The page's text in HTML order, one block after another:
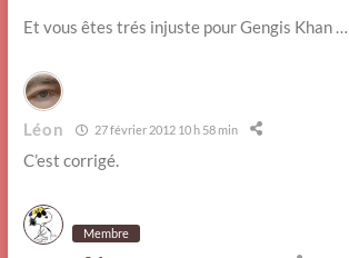
Et vous êtes trés injuste pour Gengis Khan …
Léon 27 février 2012 10 h 58 min
C’est corrigé.
Membre